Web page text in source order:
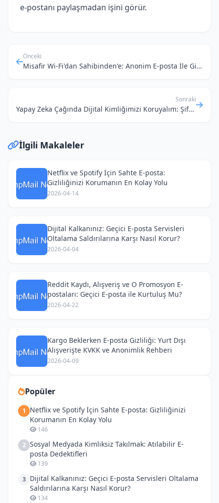
e‑postanı paylaşmadan işini görür.
Önceki
Misafir Wi-Fi'dan Sahibinden'e: Anonim E-posta İle Gizliliğinizi Nasıl Korursunuz?
Sonraki
Yapay Zeka Çağında Dijital Kimliğimizi Koruyalım: Şifreli Tek Kullanımlık E-posta Devrimi
İlgili Makaleler
Netflix ve Spotify İçin Sahte E-posta:
Gizliliğinizi Korumanın En Kolay Yolu
2026-04-14
Dijital Kalkanınız: Geçici E-posta Servisleri
Oltalama Saldırılarına Karşı Nasıl Korur?
2026-04-04
Reddit Kaydı, Alışveriş ve O Promosyon E-
postaları: Geçici E-posta ile Kurtuluş Mu?
2026-04-22
Kargo Beklerken E-posta Gizliliği: Yurt Dışı
Alışverişte KVKK ve Anonimlik Rehberi
2026-04-09
Popüler
1
Netflix ve Spotify İçin Sahte E-posta: Gizliliğinizi
Korumanın En Kolay Yolu
146
2 Sosyal Medyada Kimliksiz Takılmak: Atılabilir E-
posta Dedektifleri
139
3 Dijital Kalkanınız: Geçici E-posta Servisleri Oltalama
Saldırılarına Karşı Nasıl Korur?
134